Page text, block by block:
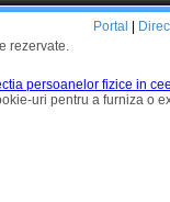
rezervate.
Portal
persoanelor fizice in
uri pentru a furniza o